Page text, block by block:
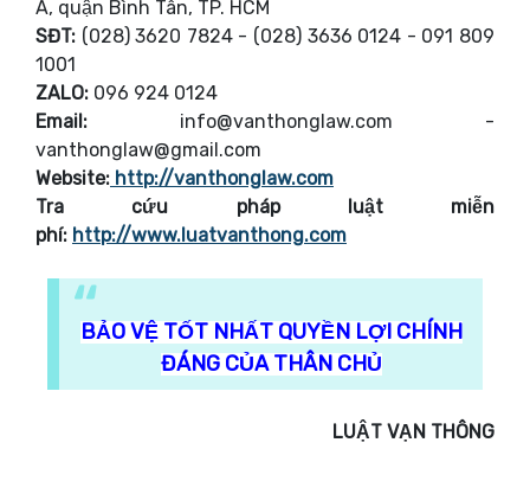
A, quận Bình Tân, TP. HCM
SĐT: (028) 3620 7824 - (028) 3636 0124 - 091 809
1001
ZALO: 096 924 0124
Email: info@vanthonglaw.com -
vanthonglaw@gmail.com
Website: http://vanthonglaw.com
Tra cứu pháp luật miễn
phí: http://www.luatvanthong.com
BẢO VỆ TỐT NHẤT QUYỀN LỢI CHÍNH
ĐÁNG CỦA THÂN CHỦ
LUẬT VẠN THÔNG